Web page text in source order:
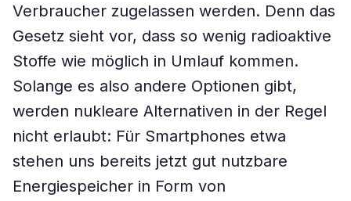
Verbraucher zugelassen werden. Denn das
Gesetz sieht vor, dass so wenig radioaktive
Stoffe wie möglich in Umlauf kommen.
Solange es also andere Optionen gibt,
werden nukleare Alternativen in der Regel
nicht erlaubt: Für Smartphones etwa
stehen uns bereits jetzt gut nutzbare
Energiespeicher in Form von